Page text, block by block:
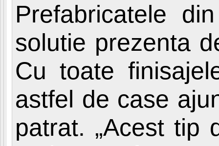
Prefabricatele
solutie prezenta
Cu toate
astfel de case
patrat. „Acest tip